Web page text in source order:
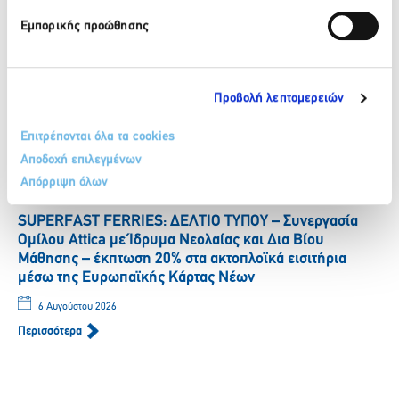
Εμπορικής προώθησης
Προβολή λεπτομερειών
Επιτρέπονται όλα τα cookies
Αποδοχή επιλεγμένων
Απόρριψη όλων
των αθλητών που στηρίζει το φυσικό μεταλλικό νερό
Περισσότερα
SUPERFAST FERRIES: ΔΕΛΤΙΟ ΤΥΠΟΥ – Συνεργασία
Ομίλου Attica με Ίδρυμα Νεολαίας και Δια Βίου
Μάθησης – έκπτωση 20% στα ακτοπλοϊκά εισιτήρια
μέσω της Ευρωπαϊκής Κάρτας Νέων
6 Αυγούστου 2026
Περισσότερα